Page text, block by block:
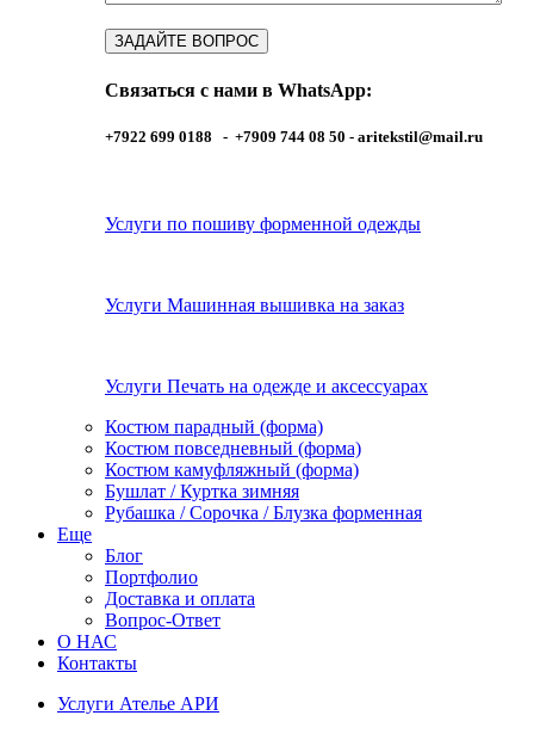
Связаться с нами в WhatsApp:
+7922 699 0188 - +7909 744 08 50 - aritekstil@mail.ru
Услуги по пошиву форменной одежды
Услуги Машинная вышивка на заказ
Услуги Печать на одежде и аксессуарах
Костюм парадный (форма)
Костюм повседневный (форма)
Костюм камуфляжный (форма)
Бушлат / Куртка зимняя
Рубашка / Сорочка / Блузка форменная
Еще
Блог
Портфолио
Доставка и оплата
Вопрос-Ответ
О НАС
Контакты
Услуги Ателье АРИ